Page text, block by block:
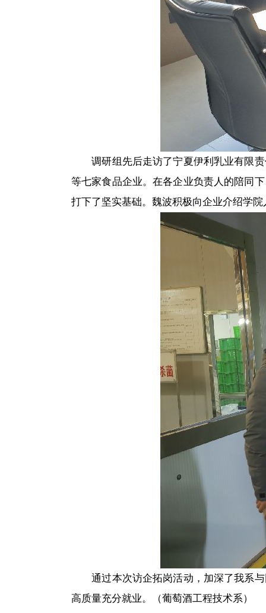
调研组先后走访了宁夏伊利乳业有限
等七家食品企业。在各企业负责人的陪同
打下了坚实基础。魏波积极向企业介绍学
通过本次访企拓岗活动， 加深了我系
高质量充分就业。 （葡萄酒工程技术系）